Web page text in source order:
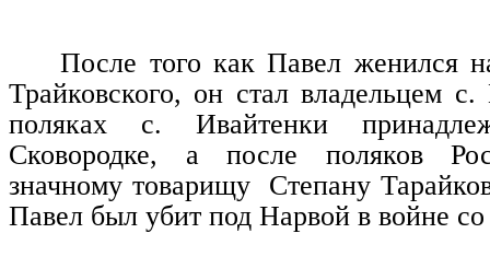
После того как Павел женился
Трайковского, он стал владельцем
поляках с. Ивайтенки
Сковородке, а после поляков
значному товарищу
Степану
Павел был убит под Нарвой в войне